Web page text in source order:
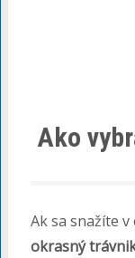
Ako
Ak sa snažíte
okrasný